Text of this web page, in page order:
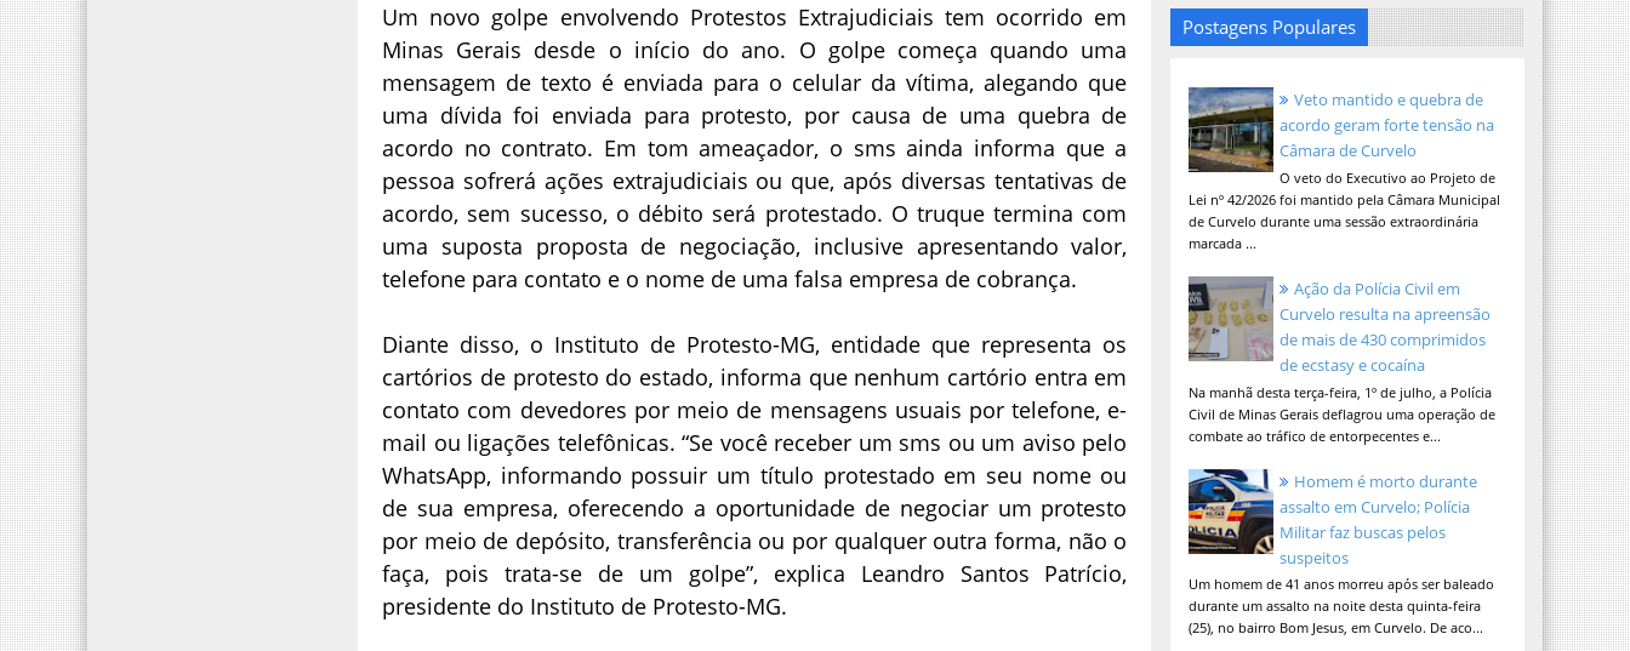
Um novo golpe envolvendo Protestos Extrajudiciais tem ocorrido em
Minas Gerais desde o início do ano. O golpe começa quando uma
mensagem de texto é enviada para o celular da vítima, alegando que
uma dívida foi enviada para protesto, por causa de uma quebra de
acordo no contrato. Em tom ameaçador, o sms ainda informa que a
pessoa sofrerá ações extrajudiciais ou que, após diversas tentativas de
acordo, sem sucesso, o débito será protestado. O truque termina com
uma suposta proposta de negociação, inclusive apresentando valor,
telefone para contato e o nome de uma falsa empresa de cobrança.
Diante disso, o Instituto de Protesto-MG, entidade que representa os
cartórios de protesto do estado, informa que nenhum cartório entra em
contato com devedores por meio de mensagens usuais por telefone, e-
mail ou ligações telefônicas. “Se você receber um sms ou um aviso pelo
WhatsApp, informando possuir um título protestado em seu nome ou
de sua empresa, oferecendo a oportunidade de negociar um protesto
por meio de depósito, transferência ou por qualquer outra forma, não o
faça, pois trata-se de um golpe”, explica Leandro Santos Patrício,
presidente do Instituto de Protesto-MG.
Postagens Populares
Veto mantido e quebra de
acordo geram forte tensão na
Câmara de Curvelo
O veto do Executivo ao Projeto de
Lei nº 42/2026 foi mantido pela Câmara Municipal
de Curvelo durante uma sessão extraordinária
marcada ...
Ação da Polícia Civil em
Curvelo resulta na apreensão
de mais de 430 comprimidos
de ecstasy e cocaína
Na manhã desta terça-feira, 1º de julho, a Polícia
Civil de Minas Gerais deflagrou uma operação de
combate ao tráfico de entorpecentes e...
Homem é morto durante
assalto em Curvelo; Polícia
Militar faz buscas pelos
suspeitos
Um homem de 41 anos morreu após ser baleado
durante um assalto na noite desta quinta-feira
(25), no bairro Bom Jesus, em Curvelo. De aco...